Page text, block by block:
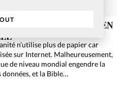
DE SOCIÉTÉ CHRÉTIEN
n’utilise plus de papier car
sur Internet. Malheureusement,
de niveau mondial engendre la
données, et la Bible…